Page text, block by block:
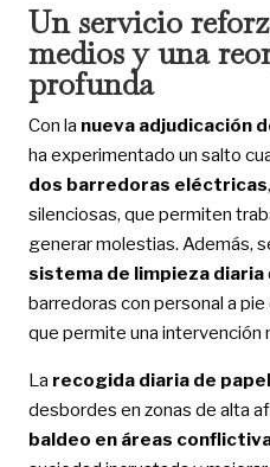
Un servicio
medios y una
profunda
Con la nueva adjudicación
ha experimentado un salto
dos barredoras eléctricas
silenciosas, que permiten
generar molestias. Además,
sistema de limpieza diaria
barredoras con personal a
que permite una intervención
La recogida diaria de
desbordes en zonas de alta
baldeo en áreas